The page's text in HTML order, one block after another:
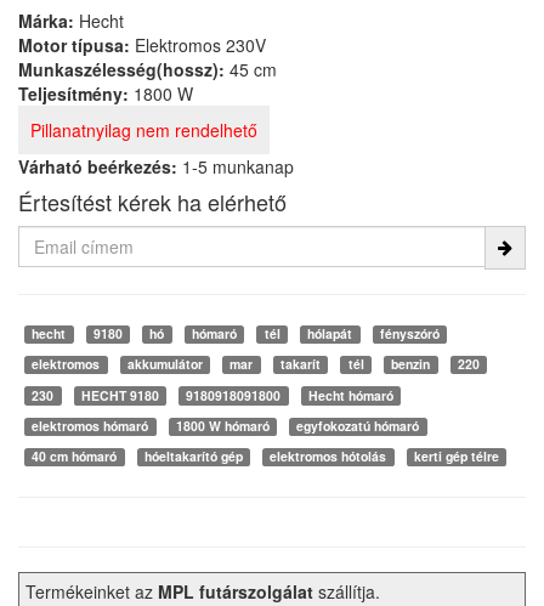
Márka: Hecht
Motor típusa: Elektromos 230V
Munkaszélesség(hossz): 45 cm
Teljesítmény: 1800 W
Pillanatnyilag nem rendelhető
Várható beérkezés: 1-5 munkanap
Értesítést kérek ha elérhető
hecht 9180 hó hómaró tél hólapát
fényszóró
elektromos
akkumulátor mar takarít tél benzin
220
230
HECHT 9180 9180918091800
Hecht hómaró
elektromos hómaró
1800 W hómaró
egyfokozatú hómaró
40 cm hómaró
hóeltakarító gép elektromos hótolás kerti gép télre
Termékeinket az MPL futárszolgálat szállítja.